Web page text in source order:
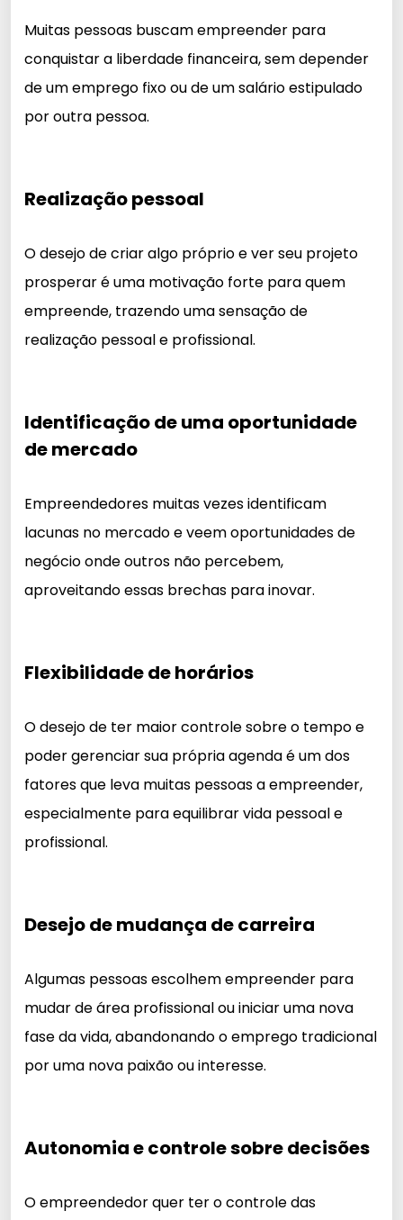
Muitas pessoas buscam empreender para
conquistar a liberdade financeira, sem depender
de um emprego fixo ou de um salário estipulado
por outra pessoa.
Realização pessoal
O desejo de criar algo próprio e ver seu projeto
prosperar é uma motivação forte para quem
empreende, trazendo uma sensação de
realização pessoal e profissional.
Identificação de uma oportunidade
de mercado
Empreendedores muitas vezes identificam
lacunas no mercado e veem oportunidades de
negócio onde outros não percebem,
aproveitando essas brechas para inovar.
Flexibilidade de horários
O desejo de ter maior controle sobre o tempo e
poder gerenciar sua própria agenda é um dos
fatores que leva muitas pessoas a empreender,
especialmente para equilibrar vida pessoal e
profissional.
Desejo de mudança de carreira
Algumas pessoas escolhem empreender para
mudar de área profissional ou iniciar uma nova
fase da vida, abandonando o emprego tradicional
por uma nova paixão ou interesse.
Autonomia e controle sobre decisões
O empreendedor quer ter o controle das